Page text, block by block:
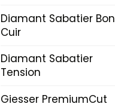
Diamant Sabatier Bon
Cuir
Diamant Sabatier
Tension
Giesser PremiumCut